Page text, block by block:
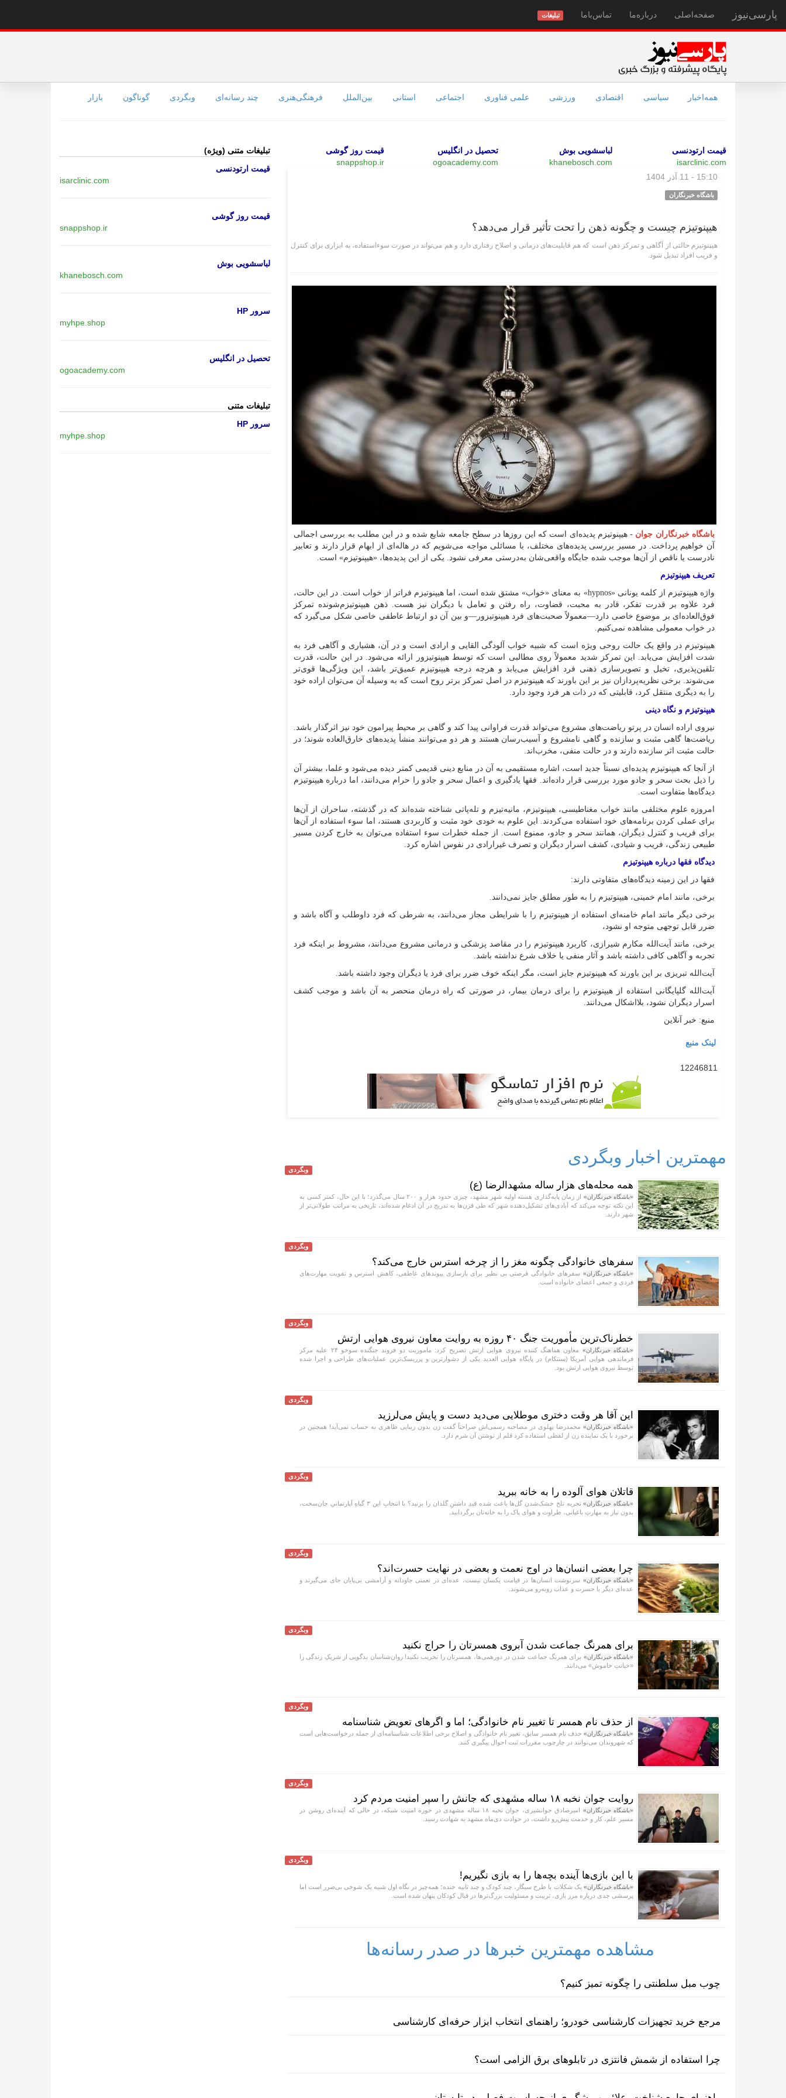
پارسی‌نیوز صفحه‌اصلی درباره‌ما تماس‌با‌ما تبلیغات
همه‌اخبار سیاسی اقتصادی ورزشی علمی فناوری اجتماعی استانی بین‌الملل فرهنگی‌هنری چند رسانه‌ای وبگردی گوناگون بازار
قیمت ارتودنسی
isarclinic.com
لباسشویی بوش
khanebosch.com
تحصیل در انگلیس
ogoacademy.com
قیمت روز گوشی
snappshop.ir
15:10 - 11 آذر 1404
باشگاه خبرنگاران
هیپنوتیزم چیست و چگونه ذهن را تحت تأثیر قرار می‌دهد؟
هیپنوتیزم حالتی از آگاهی و تمرکز ذهن است که هم قابلیت‌های درمانی و اصلاح رفتاری دارد و هم می‌تواند در صورت سوءاستفاده، به ابزاری برای کنترل
و فریب افراد تبدیل شود.
باشگاه خبرنگاران جوان - هیپنوتیزم پدیده‌ای است که این روزها در سطح جامعه شایع شده و در این مطلب به بررسی اجمالی
آن خواهیم پرداخت. در مسیر بررسی پدیده‌های مختلف، با مسائلی مواجه می‌شویم که در هاله‌ای از ابهام قرار دارند و تعابیر
نادرست یا ناقص از آن‌ها موجب شده جایگاه واقعی‌شان به‌درستی معرفی نشود. یکی از این پدیده‌ها، «هیپنوتیزم» است.
تعریف هیپنوتیزم
واژه هیپنوتیزم از کلمه یونانی «hypnos» به معنای «خواب» مشتق شده است، اما هیپنوتیزم فراتر از خواب است. در این حالت،
فرد علاوه بر قدرت تفکر، قادر به محبت، قضاوت، راه رفتن و تعامل با دیگران نیز هست. ذهن هیپنوتیزم‌شونده تمرکز
فوق‌العاده‌ای بر موضوع خاصی دارد—معمولاً صحبت‌های فرد هیپنوتیزور—و بین آن دو ارتباط عاطفی خاصی شکل می‌گیرد که
در خواب معمولی مشاهده نمی‌کنیم.
هیپنوتیزم در واقع یک حالت روحی ویژه است که شبیه خواب آلودگی القایی و ارادی است و در آن، هشیاری و آگاهی فرد به
شدت افزایش می‌یابد. این تمرکز شدید معمولاً روی مطالبی است که توسط هیپنوتیزور ارائه می‌شود. در این حالت، قدرت
تلقین‌پذیری، تخیل و تصویرسازی ذهنی فرد افزایش می‌یابد و هرچه درجه هیپنوتیزم عمیق‌تر باشد، این ویژگی‌ها قوی‌تر
می‌شوند. برخی نظریه‌پردازان نیز بر این باورند که هیپنوتیزم در اصل تمرکز برتر روح است که به وسیله آن می‌توان اراده خود
را به دیگری منتقل کرد، قابلیتی که در ذات هر فرد وجود دارد.
هیپنوتیزم و نگاه دینی
نیروی اراده انسان در پرتو ریاضت‌های مشروع می‌تواند قدرت فراوانی پیدا کند و گاهی بر محیط پیرامون خود نیز اثرگذار باشد.
ریاضت‌ها گاهی مثبت و سازنده و گاهی نامشروع و آسیب‌رسان هستند و هر دو می‌توانند منشأ پدیده‌های خارق‌العاده شوند؛ در
حالت مثبت اثر سازنده دارند و در حالت منفی، مخرب‌اند.
از آنجا که هیپنوتیزم پدیده‌ای نسبتاً جدید است، اشاره مستقیمی به آن در منابع دینی قدیمی کمتر دیده می‌شود و علما، بیشتر آن
را ذیل بحث سحر و جادو مورد بررسی قرار داده‌اند. فقها یادگیری و اعمال سحر و جادو را حرام می‌دانند، اما درباره هیپنوتیزم
دیدگاه‌ها متفاوت است.
امروزه علوم مختلفی مانند خواب مغناطیسی، هیپنوتیزم، مانیه‌تیزم و تله‌پاتی شناخته شده‌اند که در گذشته، ساحران از آن‌ها
برای عملی کردن برنامه‌های خود استفاده می‌کردند. این علوم به خودی خود مثبت و کاربردی هستند، اما سوء استفاده از آن‌ها
برای فریب و کنترل دیگران، همانند سحر و جادو، ممنوع است. از جمله خطرات سوء استفاده می‌توان به خارج کردن مسیر
طبیعی زندگی، فریب و شیادی، کشف اسرار دیگران و تصرف غیرارادی در نفوس اشاره کرد.
دیدگاه فقها درباره هیپنوتیزم
فقها در این زمینه دیدگاه‌های متفاوتی دارند:
برخی، مانند امام خمینی، هیپنوتیزم را به طور مطلق جایز نمی‌دانند.
برخی دیگر مانند امام خامنه‌ای استفاده از هیپنوتیزم را با شرایطی مجاز می‌دانند، به شرطی که فرد داوطلب و آگاه باشد و
ضرر قابل توجهی متوجه او نشود،
برخی، مانند آیت‌الله مکارم شیرازی، کاربرد هیپنوتیزم را در مقاصد پزشکی و درمانی مشروع می‌دانند، مشروط بر اینکه فرد
تجربه و آگاهی کافی داشته باشد و آثار منفی یا خلاف شرع نداشته باشد.
آیت‌الله تبریزی بر این باورند که هیپنوتیزم جایز است، مگر اینکه خوف ضرر برای فرد یا دیگران وجود داشته باشد.
آیت‌الله گلپایگانی استفاده از هیپنوتیزم را برای درمان بیمار، در صورتی که راه درمان منحصر به آن باشد و موجب کشف
اسرار دیگران نشود، بلااشکال می‌دانند.
منبع: خبر آنلاین
لینک منبع
12246811
مهمترین اخبار وبگردی
وبگردی
همه محله‌های هزار ساله مشهدالرضا (ع)
«باشگاه خبرنگاران»
از زمان پایه‌گذاری هسته اولیه شهر مشهد، چیزی حدود هزار و ۲۰۰ سال می‌گذرد؛ با این حال، کمتر کسی به
این نکته توجه می‌کند که آبادی‌های تشکیل‌دهنده شهر که طی قرن‌ها به تدریج در آن ادغام شده‌اند، تاریخی به مراتب طولانی‌تر از
شهر دارند.
وبگردی
سفر‌های خانوادگی چگونه مغز را از چرخه استرس خارج می‌کند؟
«باشگاه خبرنگاران» سفر‌های خانوادگی فرصتی بی نظیر برای بازسازی پیوند‌های عاطفی، کاهش استرس و تقویت مهارت‌های
فردی و جمعی اعضای خانواده است.
وبگردی
خطرناک‌ترین مأموریت جنگ ۴۰ روزه به روایت معاون نیروی هوایی ارتش
«باشگاه خبرنگاران»
معاون هماهنگ کننده نیروی هوایی ارتش تصریح کرد: ماموریت دو فروند جنگنده سوخو ۲۴ علیه مرکز
فرماندهی هوایی آمریکا (سنتکام) در پایگاه هوایی العدید یکی از دشوارترین و پرریسک‌ترین عملیات‌های طراحی و اجرا شده
توسط نیروی هوایی ارتش بود.
وبگردی
این آقا هر وقت دختری موطلایی می‌دید دست و پایش می‌لرزید
«باشگاه خبرنگاران» محمدرضا پهلوی در مصاحبه رسمی‌اش صراحتاً گفت زن بدون زیبایی ظاهری به حساب نمی‌آید! همچنین در
برخورد با یک نماینده زن از لفظی استفاده کرد قلم از نوشتن آن شرم دارد.
وبگردی
قاتلان هوای آلوده را به خانه ببرید
«باشگاه خبرنگاران»
تجربه تلخ خشک‌شدن گل‌ها باعث شده قیدِ داشتنِ گلدان را بزنید؟ با انتخابِ این ۳ گیاهِ آپارتمانیِ جان‌سخت،
بدون نیاز به مهارتِ باغبانی، طراوت و هوای پاک را به خانه‌تان برگردانید.
وبگردی
چرا بعضی انسان‌ها در اوج نعمت و بعضی در نهایت حسرت‌اند؟
«باشگاه خبرنگاران» سرنوشت انسان‌ها در قیامت یکسان نیست، عده‌ای در نعمتی جاودانه و آرامشی بی‌پایان جای می‌گیرند و
عده‌ای دیگر با حسرت و عذاب روبه‌رو می‌شوند.
وبگردی
برای همرنگ جماعت شدن آبروی همسرتان را حراج نکنید
«باشگاه خبرنگاران» برای همرنگ جماعت شدن در دورهمی‌ها، همسرتان را تخریب نکنید! روان‌شناسان بدگویی از شریکِ زندگی را
«خیانتِ خاموش» می‌دانند.
وبگردی
از حذف نام همسر تا تغییر نام خانوادگی؛ اما و اگرهای تعویض شناسنامه
«باشگاه خبرنگاران» حذف نام همسر سابق، تغییر نام خانوادگی و اصلاح برخی اطلاعات شناسنامه‌ای از جمله درخواست‌هایی است
که شهروندان می‌توانند در چارچوب مقررات ثبت احوال پیگیری کنند.
وبگردی
روایت جوان نخبه ۱۸ ساله مشهدی که جانش را سپر امنیت مردم کرد
«باشگاه خبرنگاران»
امیرصادق جوانشیری، جوان نخبه ۱۸ ساله مشهدی در حوزه امنیت شبکه، در حالی که آینده‌ای روشن در
مسیر علم، کار و خدمت پیش‌رو داشت، در حوادث دی‌ماه مشهد به شهادت رسید.
وبگردی
با این بازی‌ها آینده بچه‌ها را به بازی نگیریم!
«باشگاه خبرنگاران» یک شکلات با طرح سیگار، چند کودک و چند ثانیه خنده؛ همه‌چیز در نگاه اول شبیه یک شوخی بی‌ضرر است اما
پرسشی جدی درباره مرز بازی، تربیت و مسئولیت بزرگ‌ترها در قبال کودکان پنهان شده است.
مشاهده مهمترین خبرها در صدر رسانه‌ها
چوب مبل سلطنتی را چگونه تمیز کنیم؟
مرجع خرید تجهیزات کارشناسی خودرو؛ راهنمای انتخاب ابزار حرفه‌ای کارشناسی
چرا استفاده از شمش فانتزی در تابلوهای برق الزامی است؟
تبلیغات متنی (ویژه)
قیمت ارتودنسی
isarclinic.com
قیمت روز گوشی
snappshop.ir
لباسشویی بوش
khanebosch.com
سرور HP
myhpe.shop
تحصیل در انگلیس
ogoacademy.com
تبلیغات متنی
سرور HP
myhpe.shop